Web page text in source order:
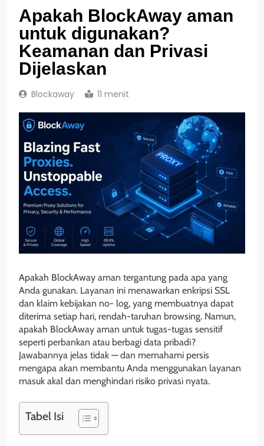
Apakah BlockAway aman
untuk digunakan?
Keamanan dan Privasi
Dijelaskan
Blockaway 11 menit
Apakah BlockAway aman tergantung pada apa yang
Anda gunakan. Layanan ini menawarkan enkripsi SSL
dan klaim kebijakan no- log, yang membuatnya dapat
diterima setiap hari, rendah-taruhan browsing. Namun,
apakah BlockAway aman untuk tugas-tugas sensitif
seperti perbankan atau berbagi data pribadi?
Jawabannya jelas tidak — dan memahami persis
mengapa akan membantu Anda menggunakan layanan
masuk akal dan menghindari risiko privasi nyata.
Tabel Isi